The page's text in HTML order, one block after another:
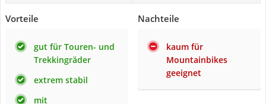
Vorteile
gut für Touren- und
Trekkingräder
extrem stabil
mit
Nachteile
kaum für
Mountainbikes
geeignet